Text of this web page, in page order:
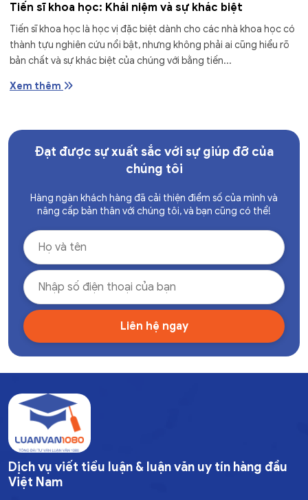
Tiến sĩ khoa học: Khái niệm và sự khác biệt
Tiến sĩ khoa học là học vị đặc biệt dành cho các nhà khoa học có
thành tựu nghiên cứu nổi bật, nhưng không phải ai cũng hiểu rõ
bản chất và sự khác biệt của chúng với bằng tiến...
Xem thêm
Đạt được sự xuất sắc với sự giúp đỡ của
chúng tôi
Hàng ngàn khách hàng đã cải thiện điểm số của mình và
nâng cấp bản thân với chúng tôi, và bạn cũng có thể!
Dịch vụ viết tiểu luận & luận văn uy tín hàng đầu
Việt Nam